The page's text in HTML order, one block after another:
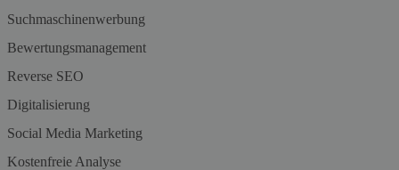
Suchmaschinenwerbung
Bewertungsmanagement
Reverse SEO
Digitalisierung
Social Media Marketing
Kostenfreie Analyse